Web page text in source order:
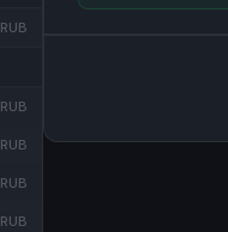
RUB
RUB
RUB
RUB
RUB